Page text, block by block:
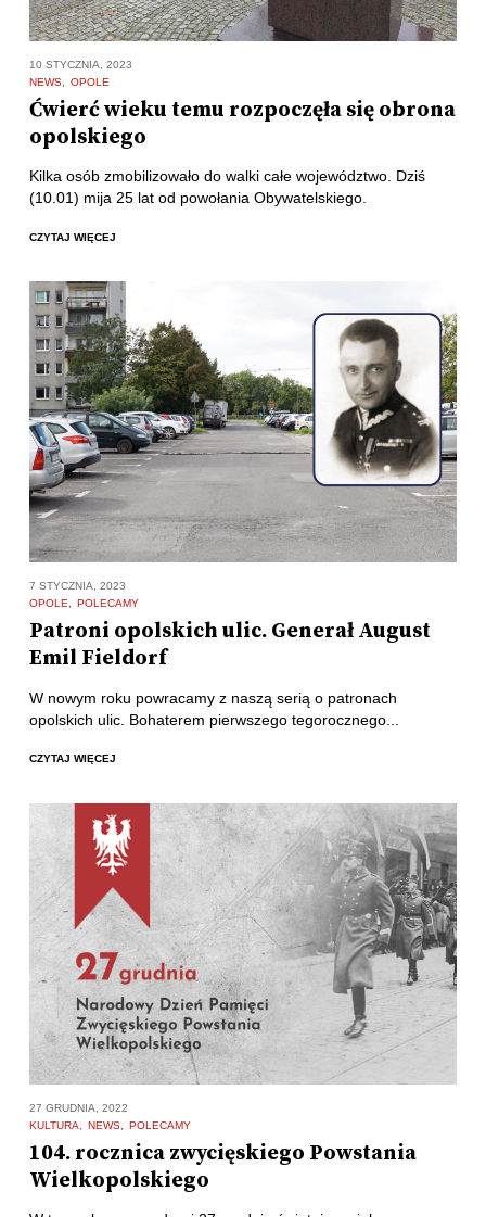
10 STYCZNIA, 2023
NEWS
OPOLE
Ćwierć wieku temu rozpoczęła się obrona
opolskiego
Kilka osób zmobilizowało do walki całe województwo. Dziś
(10.01) mija 25 lat od powołania Obywatelskiego.
CZYTAJ WIĘCEJ
7 STYCZNIA, 2023
OPOLE
POLECAMY
Patroni opolskich ulic. Generał August
Emil Fieldorf
W nowym roku powracamy z naszą serią o patronach
opolskich ulic. Bohaterem pierwszego tegorocznego...
CZYTAJ WIĘCEJ
27 GRUDNIA, 2022
KULTURA
NEWS POLECAMY
104. rocznica zwycięskiego Powstania
Wielkopolskiego